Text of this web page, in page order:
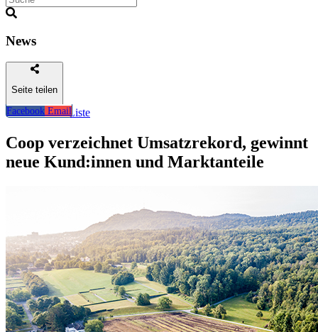
News
Seite teilen
Facebook Email
Zurück zur Liste
Coop verzeichnet Umsatzrekord, gewinnt
neue Kund:innen und Marktanteile